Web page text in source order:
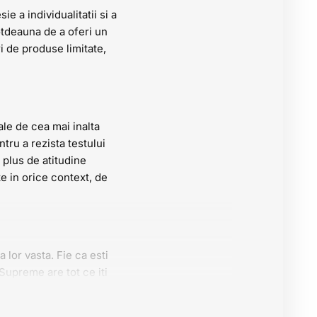
a individualitatii si a
de a oferi un
de produse limitate,
de cea mai inalta
a rezista testului
de atitudine
in orice context, de
lor vasta. Fie ca esti
are tot ce iti